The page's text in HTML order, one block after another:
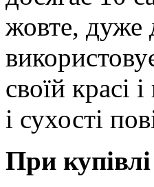
жовте, дуже
своїй красі
і сухості
При